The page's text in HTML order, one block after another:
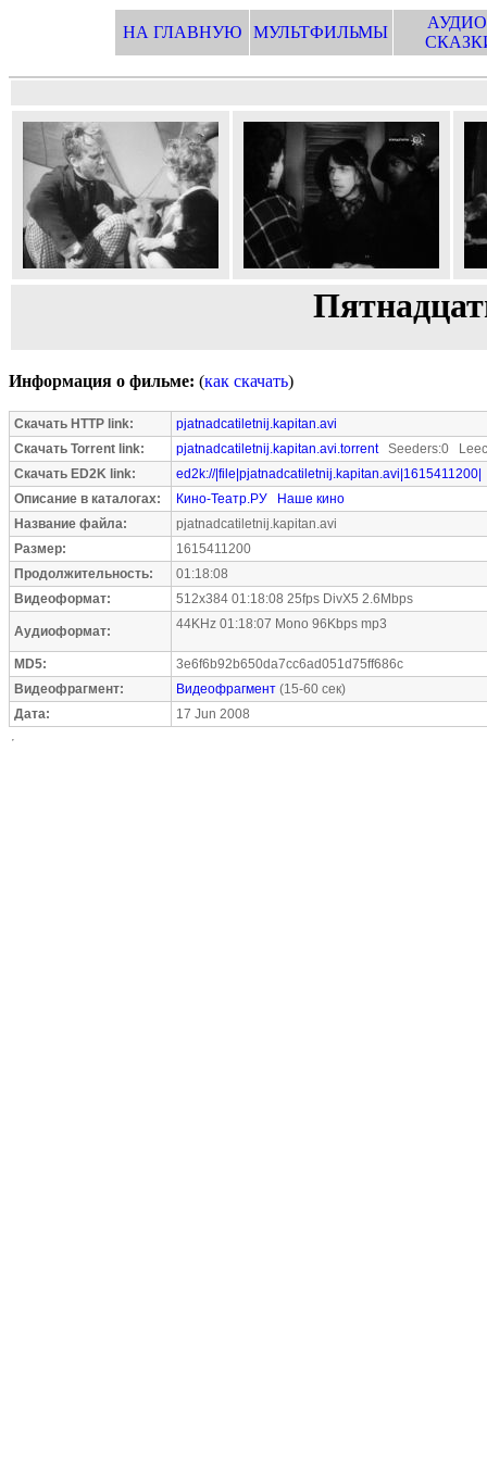
НА ГЛАВНУЮ МУЛЬТФИЛЬМЫ
Информация о фильме: (как скачать)
Скачать HTTP link:
pjatnadcatiletnij.kapitan.avi
Скачать Torrent link:
pjatnadcatiletnij.kapitan.avi.torrentSeeders:0
Скачать ED2K link:
ed2k://|file|pjatnadcatiletnij.kapitan.avi|1615411200|
Описание в каталогах:
Кино-Театр.РУ
Наше кино
Название файла:
pjatnadcatiletnij.kapitan.avi
Размер:
1615411200
Продолжительность:
01:18:08
Видеоформат:
512x384 01:18:08 25fps DivX5 2.6Mbps
Аудиоформат: 44KHz 01:18:07 Mono 96Kbps mp3
MD5:
3e6f6b92b650da7cc6ad051d75ff686c
Видеофрагмент:
Видеофрагмент (15-60 сек)
Дата:
17 Jun 2008